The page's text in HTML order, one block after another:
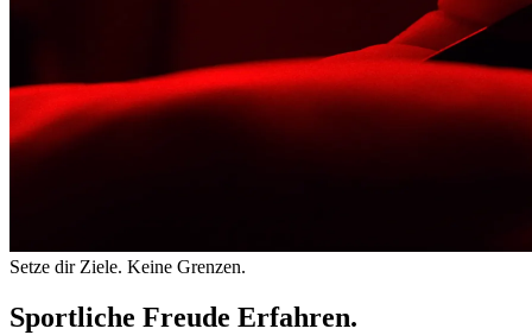
Setze dir Ziele. Keine Grenzen.
Sportliche Freude Erfahren.